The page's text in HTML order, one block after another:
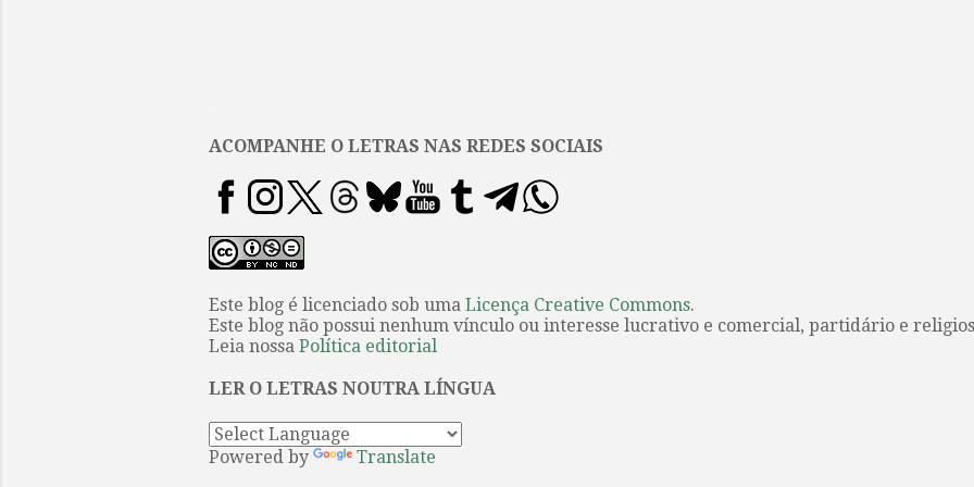
ACOMPANHE O LETRAS NAS REDES SOCIAIS
Este blog é licenciado sob uma Licença Creative Commons.
Este blog não possui nenhum vínculo ou interesse lucrativo e comercial, partidário e
Leia nossa Política editorial
LER O LETRAS NOUTRA LÍNGUA
Powered by Translate